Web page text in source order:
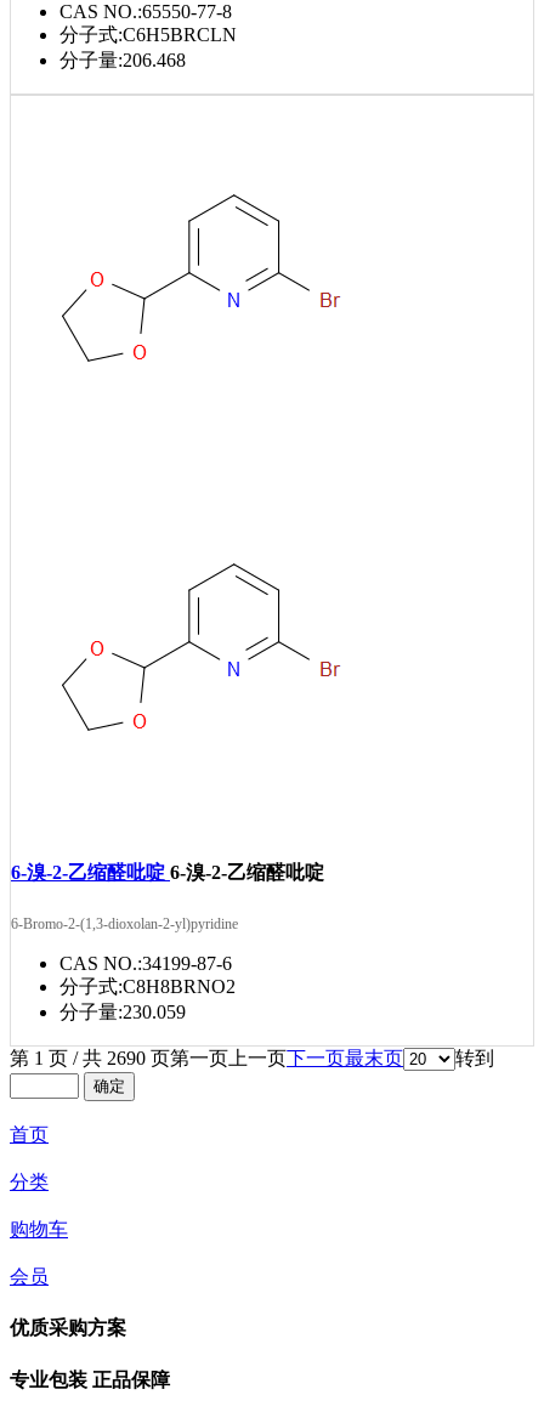
CAS NO.:65550-77-8
分子式:C6H5BRCLN
分子量:206.468
6-溴-2-乙缩醛吡啶 6-溴-2-乙缩醛吡啶
6-Bromo-2-(1,3-dioxolan-2-yl)pyridine
CAS NO.:34199-87-6
分子式:C8H8BRNO2
分子量:230.059
第 1 页 / 共 2690 页第一页 上一页下一页最末页 转到
首页
分类
购物车
会员
优质采购方案
专业包装 正品保障